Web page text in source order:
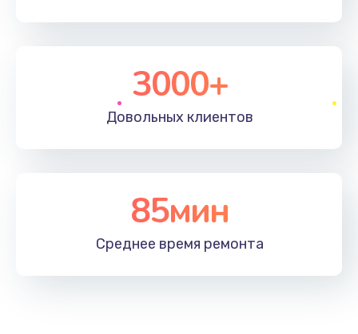
3000+
Довольных клиентов
85мин
Среднее время ремонта